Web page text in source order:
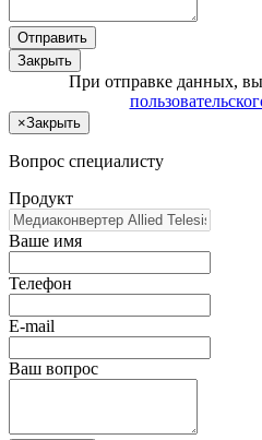
Отправить
Закрыть
При отправке данных,
×Закрыть
Вопрос специалисту
Продукт
Ваше имя
Телефон
E-mail
Ваш вопрос